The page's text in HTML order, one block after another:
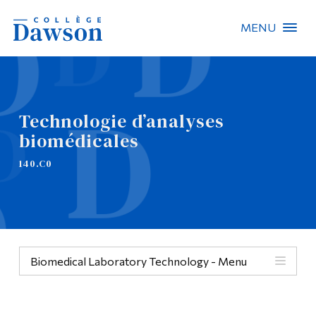
MENU
Technologie d’analyses
biomédicales
140.C0
Biomedical Laboratory Technology - Menu
Recherche sur le site
Recherche de personnes
Omnivox
Liens rapides